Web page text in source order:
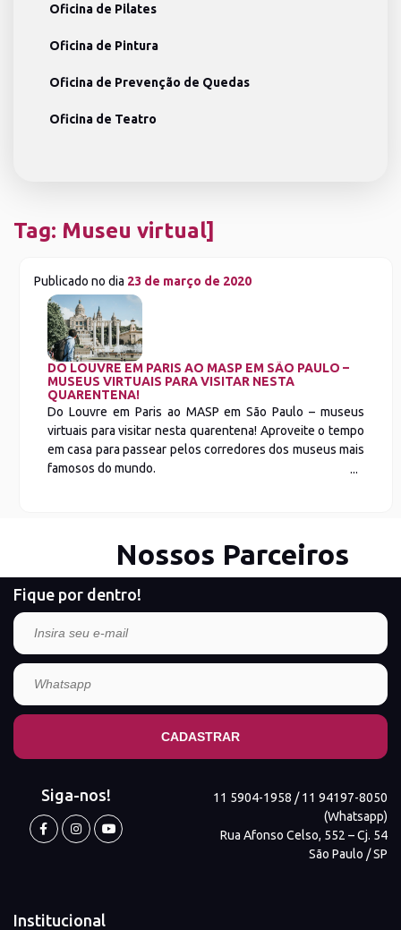
Oficina de Pilates
Oficina de Pintura
Oficina de Prevenção de Quedas
Oficina de Teatro
Tag: Museu virtual]
Publicado no dia 23 de março de 2020
DO LOUVRE EM PARIS AO MASP EM SÃO PAULO –
MUSEUS VIRTUAIS PARA VISITAR NESTA
QUARENTENA!
Do Louvre em Paris ao MASP em São Paulo – museus
virtuais para visitar nesta quarentena! Aproveite o tempo
em casa para passear pelos corredores dos museus mais
famosos do mundo.
Nossos Parceiros
Fique por dentro!
Siga-nos!
11 5904-1958 / 11 94197-8050
(Whatsapp)
Rua Afonso Celso, 552 – Cj. 54
São Paulo / SP
Institucional